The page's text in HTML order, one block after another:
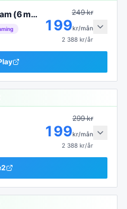
Sport - Med reklam (6 mån) 249kr
199kr/mån
2 388 kr/år
299kr
199kr/mån
2 388 kr/år